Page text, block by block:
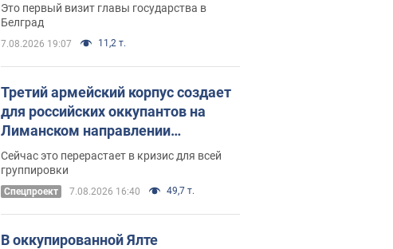
Это первый визит главы государства в
Белград
7.08.2026 19:07 11,2 т.
Третий армейский корпус создает
для российских оккупантов на
Лиманском направлении
критический дискомфорт: как это
удалось
Сейчас это перерастает в кризис для всей
группировки
Спецпроект 7.08.2026 16:40 49,7 т.
В оккупированной Ялте